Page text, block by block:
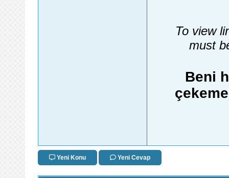
To view
must
Beni
Yeni Konu Yeni Cevap